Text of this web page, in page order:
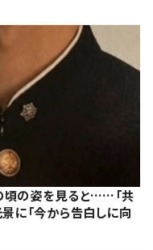
の姿を見ると……「共
に「今から告白しに向